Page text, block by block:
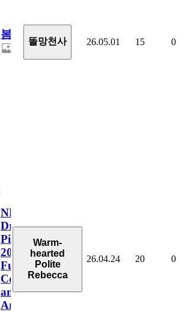
봄
똘망천사 26.05.01 15 0
NFL
Draft
Picks
2026
Full
Coverage
and
Analysis
Warm-
hearted
Polite
Rebecca
26.04.24 20 0